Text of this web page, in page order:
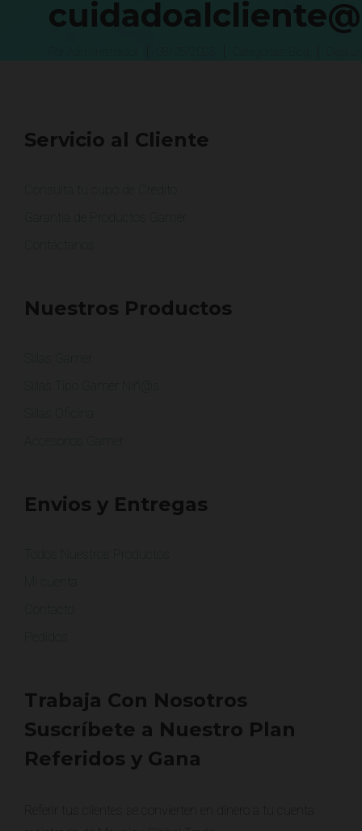
Servicio al Cliente
Consulta tu cupo de Credito
Garantia de Productos Gamer
Contáctanos
Nuestros Productos
Sillas Oficina
Envios y Entregas
Todos Nuestros Productos
Mi cuenta
Contacto
Trabaja Con Nosotros
Suscríbete a Nuestro Plan
Referidos y Gana
Referir tus clientes se convierten en dinero a tu cuenta